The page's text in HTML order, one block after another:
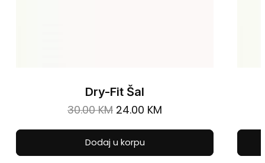
Dry-Fit Šal
30.00KM Original
was:
30.00 KM.
24.00 KM
24.00 KM.
Dodaj u korpu